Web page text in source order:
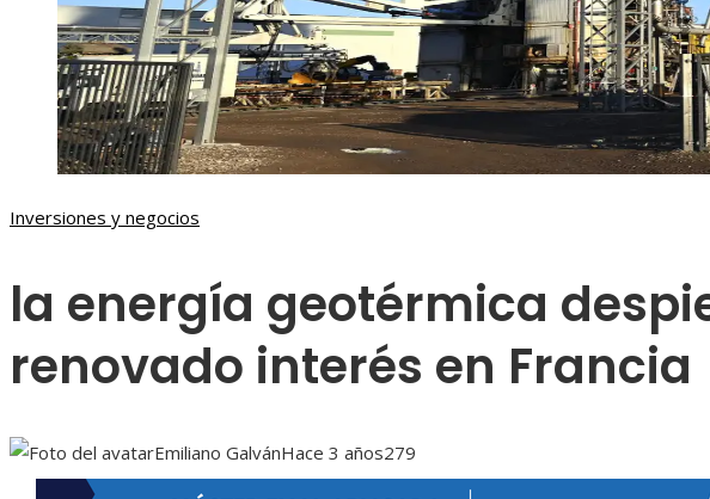
Inversiones y negocios
la energía geotérmica
renovado interés en Francia
Emiliano GalvánHace 3 años279